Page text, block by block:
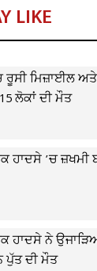
LIKE
ਰੂਸੀ ਮਿਜ਼ਾਈਲ
ਲੋਕਾਂ ਦੀ ਮੌਤ
ਹਾਦਸੇ ’ਚ ਜ਼ਖਮੀ
ਹਾਦਸੇ ਨੇ
ਪੁੱਤ ਦੀ ਮੌਤ